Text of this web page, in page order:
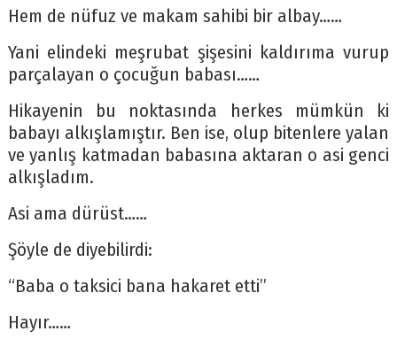
Hem de nüfuz ve makam sahibi bir albay……
Yani elindeki meşrubat şişesini kaldırıma vurup
parçalayan o çocuğun babası……
Hikayenin bu noktasında herkes mümkün ki
babayı alkışlamıştır. Ben ise, olup bitenlere yalan
ve yanlış katmadan babasına aktaran o asi genci
alkışladım.
Asi ama dürüst……
Şöyle de diyebilirdi:
“Baba o taksici bana hakaret etti”
Hayır……